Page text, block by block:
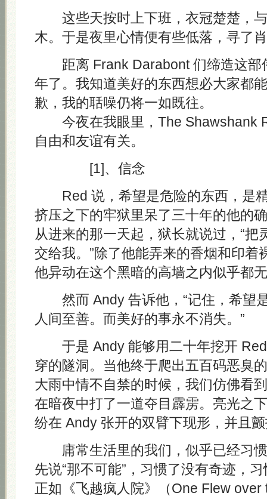
这些天按时上下班，衣冠楚楚，与
木。于是夜里心情便有些低落，寻了
距离 Frank Darabont 们缔造这部
年了。我知道美好的东西想必大家都
歉，我的聒噪仍将一如既往。
今夜在我眼里，The Shawshank
自由和友谊有关。
[1]、信念
Red 说，希望是危险的东西，是
挤压之下的牢狱里呆了三十年的他的
从进来的那一天起，狱长就说过，“把
交给我。”除了他能弄来的香烟和印着
他异动在这个黑暗的高墙之内似乎都
然而 Andy 告诉他，“记住，希望
人间至善。而美好的事永不消失。”
于是 Andy 能够用二十年挖开 Red
穿的隧洞。当他终于爬出五百码恶臭
大雨中情不自禁的时候，我们仿佛看
在暗夜中打了一道夺目霹雳。亮光之
纷在 Andy 张开的双臂下现形，并且
庸常生活里的我们，似乎已经习惯
先说“那不可能”，习惯了没有奇迹，
正如《飞越疯人院》（One Flew over